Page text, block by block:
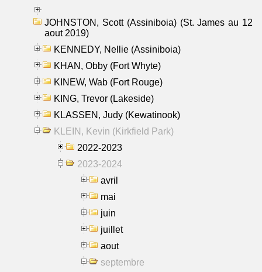
JOHNSTON, Scott (Assiniboia) (St. James au 12
aout 2019)
KENNEDY, Nellie (Assiniboia)
KHAN, Obby (Fort Whyte)
KINEW, Wab (Fort Rouge)
KING, Trevor (Lakeside)
KLASSEN, Judy (Kewatinook)
KLEIN, Kevin (Kirkfield Park)
2022-2023
2023-2024
avril
mai
juin
juillet
aout
septembre